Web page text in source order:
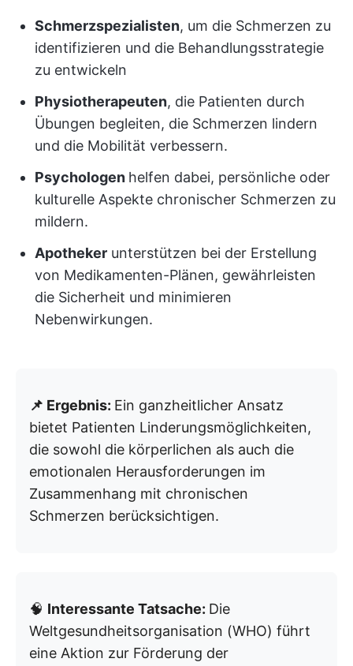
Schmerzspezialisten, um die Schmerzen zu
identifizieren und die Behandlungsstrategie
zu entwickeln
Physiotherapeuten, die Patienten durch
Übungen begleiten, die Schmerzen lindern
und die Mobilität verbessern.
Psychologen helfen dabei, persönliche oder
kulturelle Aspekte chronischer Schmerzen zu
mildern.
Apotheker unterstützen bei der Erstellung
von Medikamenten-Plänen, gewährleisten
die Sicherheit und minimieren
Nebenwirkungen.
📌 Ergebnis: Ein ganzheitlicher Ansatz
bietet Patienten Linderungsmöglichkeiten,
die sowohl die körperlichen als auch die
emotionalen Herausforderungen im
Zusammenhang mit chronischen
Schmerzen berücksichtigen.
🧠 Interessante Tatsache: Die
Weltgesundheitsorganisation (WHO) führt
eine Aktion zur Förderung der